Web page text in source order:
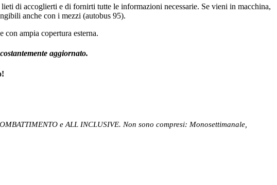
di accoglierti e di fornirti tutte le informazioni necessarie. Se vieni in macchina,
anche con i mezzi (autobus 95).
ampia copertura esterna.
aggiornato.
e ALL INCLUSIVE. Non sono compresi: Monosettimanale,